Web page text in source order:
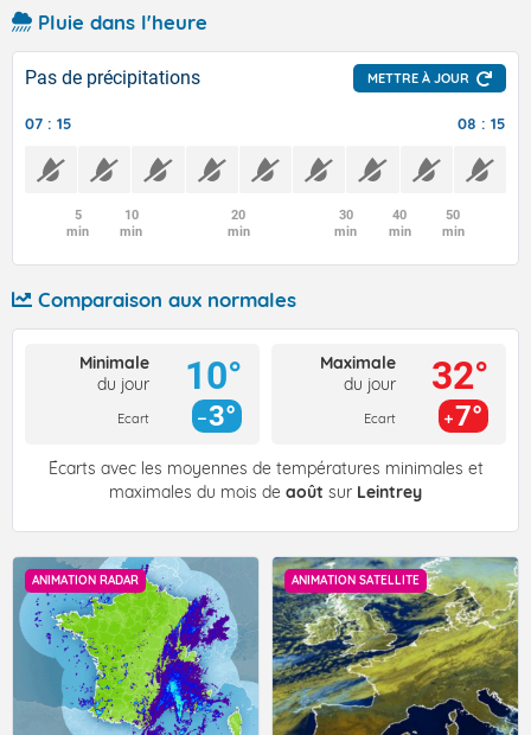
Pluie dans l'heure
Pas de précipitations METTRE À JOUR
07 : 15 08 : 15
5
min
10
min
20
min
30
min
40
min
50
min
Comparaison aux normales
Minimale
du jour
Ecart
10°
3°
Maximale
du jour
Ecart
32°
7°
Écarts avec les moyennes de températures minimales et
maximales du mois de août sur Leintrey
ANIMATION RADAR ANIMATION SATELLITE